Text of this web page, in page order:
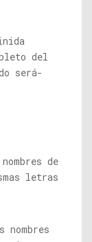
del
será-
de
letras
nombres